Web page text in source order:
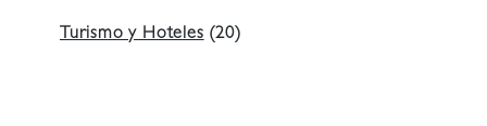
Turismo y Hoteles(20)